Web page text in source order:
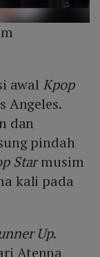
awal Kpop
Angeles.
dan
pindah
Starmusim
kali pada
Up.
Atenna